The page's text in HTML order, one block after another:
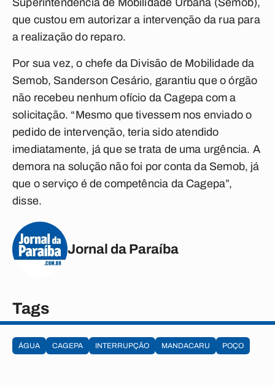
Superintendência de Mobilidade Urbana (Semob),
que custou em autorizar a intervenção da rua para
a realização do reparo.
Por sua vez, o chefe da Divisão de Mobilidade da
Semob, Sanderson Cesário, garantiu que o órgão
não recebeu nenhum ofício da Cagepa com a
solicitação. “Mesmo que tivessem nos enviado o
pedido de intervenção, teria sido atendido
imediatamente, já que se trata de uma urgência. A
demora na solução não foi por conta da Semob, já
que o serviço é de competência da Cagepa”,
disse.
Jornal da Paraíba
Tags
ÁGUA CAGEPA INTERRUPÇÃO MANDACARU POÇO